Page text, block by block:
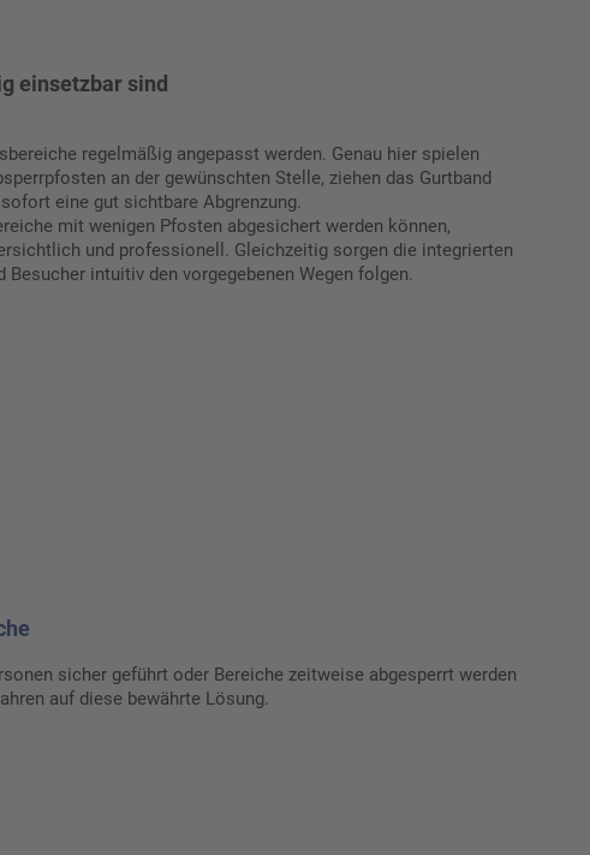
einsetzbar sind
regelmäßig angepasst werden. Genau hier spielen
an der gewünschten Stelle, ziehen das Gurtband
eine gut sichtbare Abgrenzung.
mit wenigen Pfosten abgesichert werden können,
und professionell. Gleichzeitig sorgen die integrierten
intuitiv den vorgegebenen Wegen folgen.
sicher geführt oder Bereiche zeitweise abgesperrt werden
auf diese bewährte Lösung.